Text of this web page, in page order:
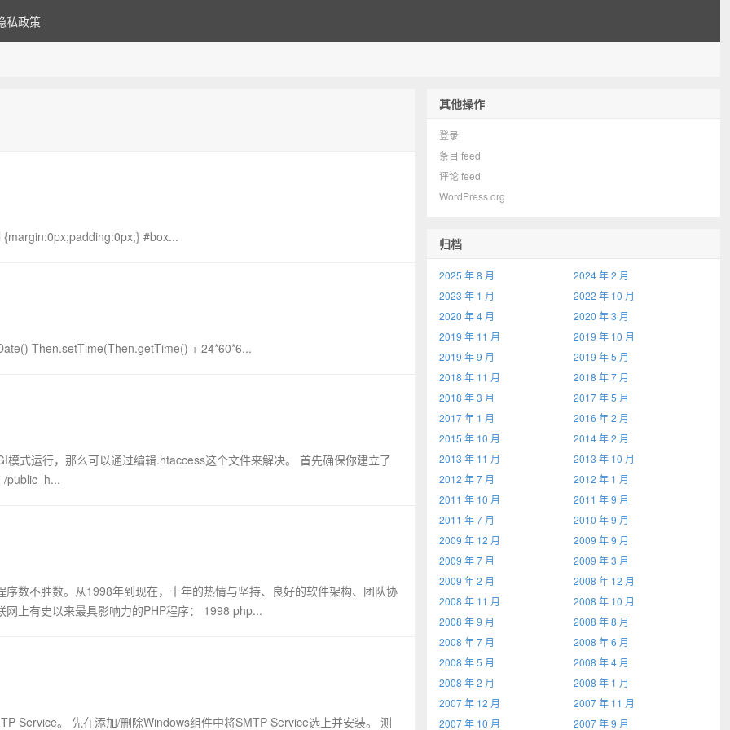
私政策
#box...
Then.setTime(Then.getTime() + 24*60*6...
式运行，那么可以通过编辑.htaccess这个文件来解决。 首先确保你建立了
/public_h...
数不胜数。从1998年到现在，十年的热情与坚持、良好的软件架构、团队协
上有史以来最具影响力的PHP程序： 1998 php...
Service。 先在添加/删除Windows组件中将SMTP Service选上并安装。 测
其他操作
登录
条目 feed
评论 feed
WordPress.org
归档
2025 年 8 月
2024 年 2 月
2023 年 1 月
2022 年 10 月
2020 年 4 月
2020 年 3 月
2019 年 11 月
2019 年 10 月
2019 年 9 月
2019 年 5 月
2018 年 11 月
2018 年 7 月
2018 年 3 月
2017 年 5 月
2017 年 1 月
2016 年 2 月
2015 年 10 月
2014 年 2 月
2013 年 11 月
2013 年 10 月
2012 年 7 月
2012 年 1 月
2011 年 10 月
2011 年 9 月
2011 年 7 月
2010 年 9 月
2009 年 12 月
2009 年 9 月
2009 年 7 月
2009 年 3 月
2009 年 2 月
2008 年 12 月
2008 年 11 月
2008 年 10 月
2008 年 9 月
2008 年 8 月
2008 年 7 月
2008 年 6 月
2008 年 5 月
2008 年 4 月
2008 年 2 月
2008 年 1 月
2007 年 12 月
2007 年 11 月
2007 年 10 月
2007 年 9 月